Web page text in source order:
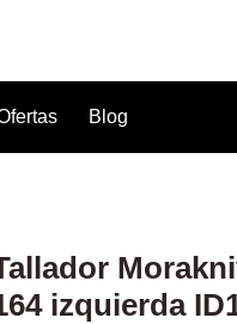
Blog
izquierda